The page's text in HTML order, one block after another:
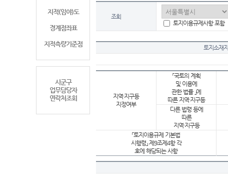
지적(임야)도
경계점좌표
지적측량기준점
시군구
업무담당자
연락처조회
조회
토지이용규제사항 포함
토지소재지
지역·지구등
지정여부
「국토의 계획
및 이용에
관한 법률 」에
따른 지역·지구등
다른 법령 등에
따른
지역·지구등
「토지이용규제 기본법
시행령」 제9조제4항 각
호에 해당되는 사항